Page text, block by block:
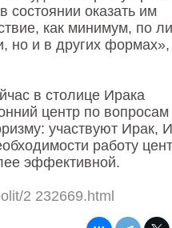
состоянии оказать им
как минимум, по
но и в других
в столице Ирака
центр по вопросам
участвуют Ирак,
работу
эффективной.
2 232669.html